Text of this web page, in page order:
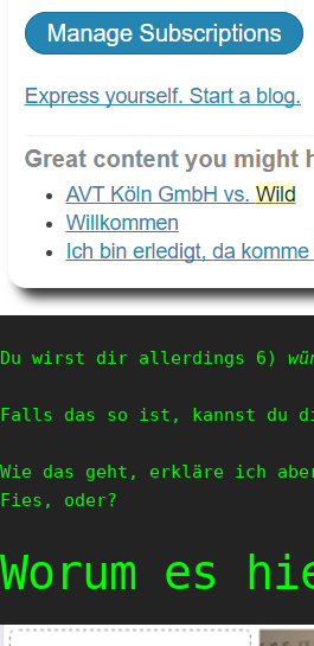
Du wirst dir allerdings 6)
Falls das so ist, kannst du
Wie das geht, erkläre ich
Worum es